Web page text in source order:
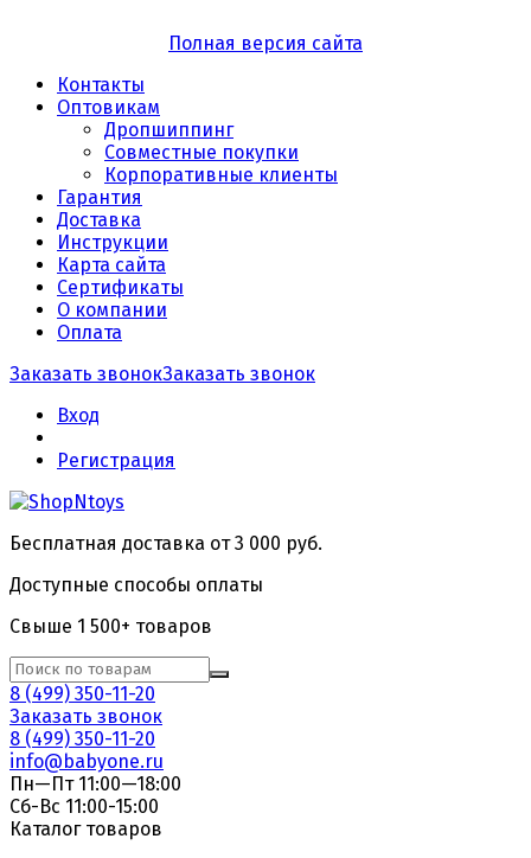
Полная версия сайта
Контакты
Оптовикам
Дропшиппинг
Совместные покупки
Корпоративные клиенты
Гарантия
Доставка
Инструкции
Карта сайта
Сертификаты
О компании
Оплата
Заказать звонокЗаказать звонок
Вход
Регистрация
Бесплатная доставка от 3 000 руб.
Доступные способы оплаты
Свыше 1 500+ товаров
8 (499) 350-11-20
Заказать звонок
8 (499) 350-11-20
info@babyone.ru
Пн—Пт 11:00—18:00
Сб-Вс 11:00-15:00
Каталог товаров